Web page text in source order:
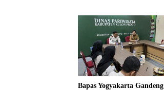
Bapas Yogyakarta Gandeng